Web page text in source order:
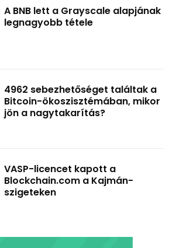
A BNB lett a Grayscale alapjának
legnagyobb tétele
4962 sebezhetőséget találtak a
Bitcoin-ökoszisztémában, mikor
jön a nagytakarítás?
VASP-licencet kapott a
Blockchain.com a Kajmán-
szigeteken